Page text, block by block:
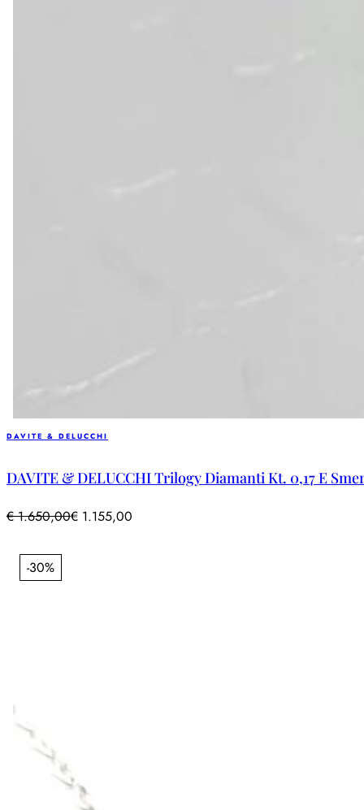
DAVITE & DELUCCHI
DAVITE & DELUCCHI Trilogy Diamanti Kt. 0,17 E
€1.650,00€ 1.155,00
-30%